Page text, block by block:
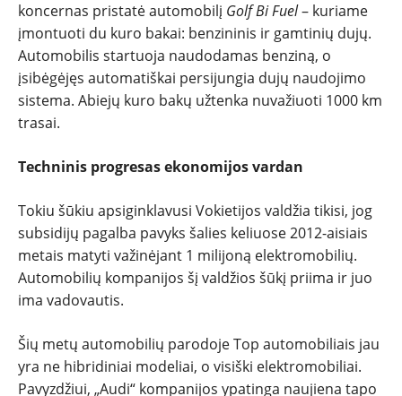
NAUJI
NAUDOTI
REPORTAŽAI
SPORTAS
PATARIMAI
ĮVAIRENYBĖS
koncernas pristatė automobilį Golf Bi Fuel– kuriame
įmontuoti du kuro bakai: benzininis ir gamtinių dujų.
Automobilis startuoja naudodamas benziną, o
įsibėgėjęs automatiškai persijungia dujų naudojimo
sistema. Abiejų kuro bakų užtenka nuvažiuoti 1000 km
trasai.
Techninis progresas ekonomijos vardan
Tokiu šūkiu apsiginklavusi Vokietijos valdžia tikisi, jog
subsidijų pagalba pavyks šalies keliuose 2012-aisiais
metais matyti važinėjant 1 milijoną elektromobilių.
Automobilių kompanijos šį valdžios šūkį priima ir juo
ima vadovautis.
Šių metų automobilių parodoje Top automobiliais jau
yra ne hibridiniai modeliai, o visiški elektromobiliai.
Pavyzdžiui, „Audi“ kompanijos ypatinga naujiena tapo